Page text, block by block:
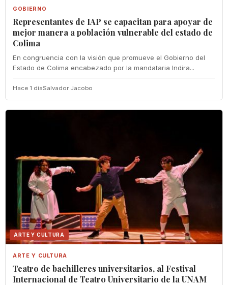
GOBIERNO
Representantes de IAP se capacitan para apoyar de
mejor manera a población vulnerable del estado de
Colima
En congruencia con la visión que promueve el Gobierno del
Estado de Colima encabezado por la mandataria Indira...
Hace 1 diaSalvador Jacobo
ARTE Y CULTURA
ARTE Y CULTURA
Teatro de bachilleres universitarios, al Festival
Internacional de Teatro Universitario de la UNAM